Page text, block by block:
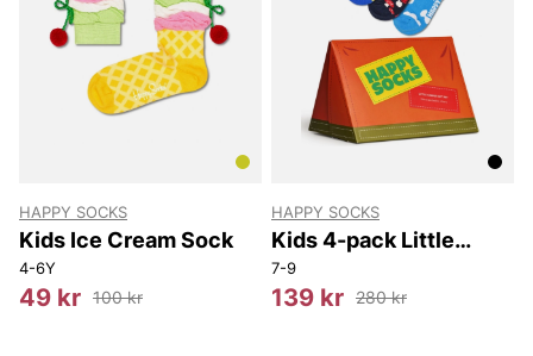
HAPPY SOCKS
Kids Ice Cream Sock
4-6Y
49 kr 100 kr
HAPPY SOCKS
Kids 4-pack Little
Camper Socks Gift Set
7-9
139 kr 280 kr